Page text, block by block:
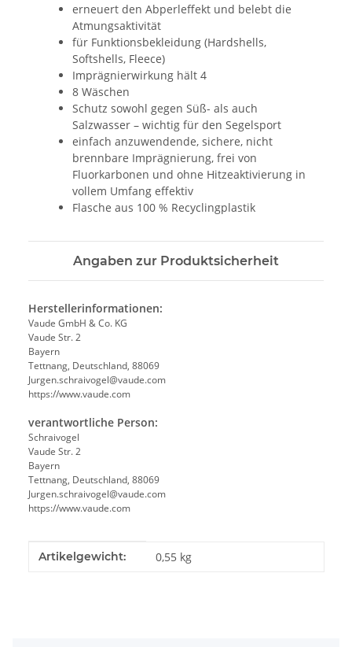
erneuert den Abperleffekt und belebt die
Atmungsaktivität
für Funktionsbekleidung (Hardshells,
Softshells, Fleece)
Imprägnierwirkung hält 4
8 Wäschen
Schutz sowohl gegen Süß- als auch
Salzwasser – wichtig für den Segelsport
einfach anzuwendende, sichere, nicht
brennbare Imprägnierung, frei von
Fluorkarbonen und ohne Hitzeaktivierung in
vollem Umfang effektiv
Flasche aus 100 % Recyclingplastik
Angaben zur Produktsicherheit
Herstellerinformationen:
Vaude GmbH & Co. KG
Vaude Str. 2
Bayern
Tettnang, Deutschland, 88069
Jurgen.schraivogel@vaude.com
https://www.vaude.com
verantwortliche Person:
Schraivogel
Vaude Str. 2
Bayern
Tettnang, Deutschland, 88069
Jurgen.schraivogel@vaude.com
https://www.vaude.com
Produkteigenschaft
Wert
Artikelgewicht: 0,55 kg